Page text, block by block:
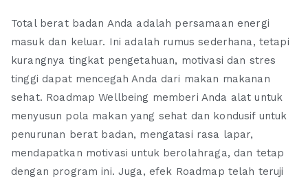
Total berat badan Anda adalah persamaan energi
masuk dan keluar. Ini adalah rumus sederhana, tetapi
kurangnya tingkat pengetahuan, motivasi dan stres
tinggi dapat mencegah Anda dari makan makanan
sehat. Roadmap Wellbeing memberi Anda alat untuk
menyusun pola makan yang sehat dan kondusif untuk
penurunan berat badan, mengatasi rasa lapar,
mendapatkan motivasi untuk berolahraga, dan tetap
dengan program ini. Juga, efek Roadmap telah teruji